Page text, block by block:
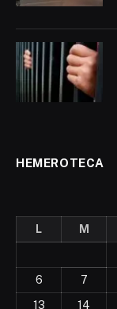
HEMEROTECA
L M
6
7
13
14